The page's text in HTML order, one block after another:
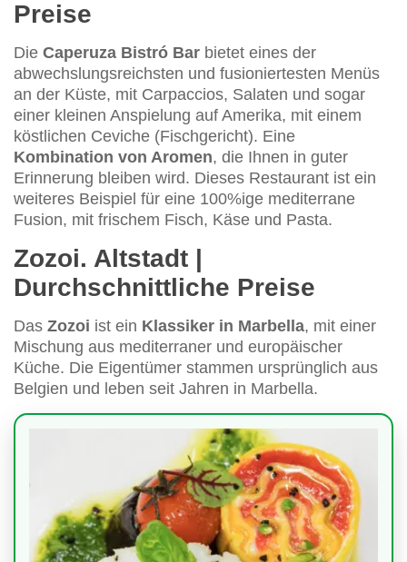
Preise
Die Caperuza Bistró Bar bietet eines der
abwechslungsreichsten und fusioniertesten Menüs
an der Küste, mit Carpaccios, Salaten und sogar
einer kleinen Anspielung auf Amerika, mit einem
köstlichen Ceviche (Fischgericht). Eine
Kombination von Aromen, die Ihnen in guter
Erinnerung bleiben wird. Dieses Restaurant ist ein
weiteres Beispiel für eine 100%ige mediterrane
Fusion, mit frischem Fisch, Käse und Pasta.
Zozoi. Altstadt |
Durchschnittliche Preise
Das Zozoi ist ein Klassiker in Marbella, mit einer
Mischung aus mediterraner und europäischer
Küche. Die Eigentümer stammen ursprünglich aus
Belgien und leben seit Jahren in Marbella.